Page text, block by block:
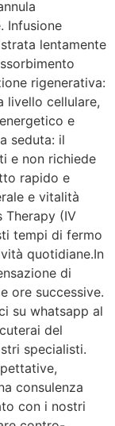
Infusione
lentamente
rigenerativa:
livello cellulare,
e
seduta: il
e non richiede
rapido e
e vitalità
Therapy (IV
tempi di fermo
quotidiane.In
di
ore successive.
su whatsapp al
del
specialisti.
consulenza
con i nostri